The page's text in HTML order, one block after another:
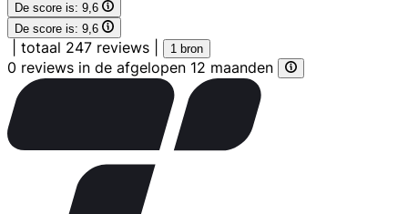
De score is: 9,6
De score is: 9,6
totaal 247 reviews 1 bron
0 reviews in de afgelopen 12 maanden